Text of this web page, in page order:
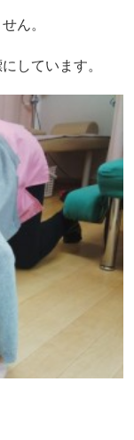
ん。
しています。